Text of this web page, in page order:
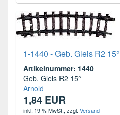
1-1440 - Geb. Gleis R2 15°
Artikelnummer: 1440
Geb. Gleis R2 15°
Arnold
1,84 EUR
inkl. 19 % MwSt., zzgl. Versand